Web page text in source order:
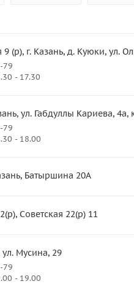
(р), г. Казань, д. Куюки, ул.
79
- 17.30
ул. Габдуллы Кариева, 4а,
79
- 18.00
Батыршина 20А
Советская 22(р) 11
ул. Мусина, 29
79
- 19.00